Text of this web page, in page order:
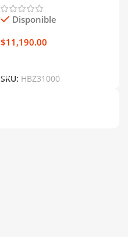
Disponible
$11,190.00
SKU: HBZ31000